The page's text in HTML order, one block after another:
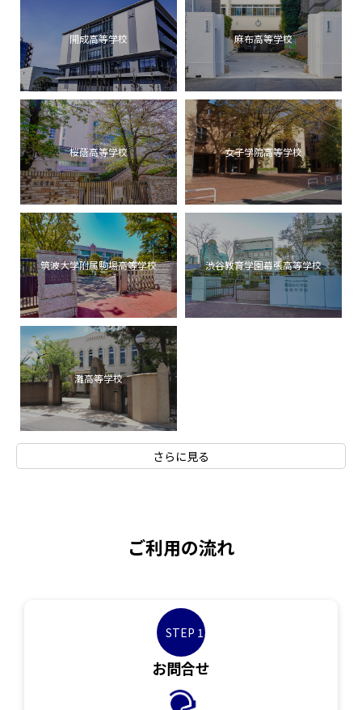
開成高等学校 麻布高等学校
桜蔭高等学校 女子学院高等学校
筑波大学附属駒場高等学校 渋谷教育学園幕張高等学校
灘高等学校
さらに見る
ご利用の流れ
STEP 1
お問合せ